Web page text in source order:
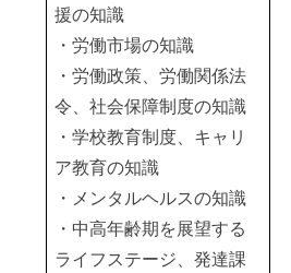
援の知識
・労働市場の知識
・労働政策、労働関係法
令、社会保障制度の知識
・学校教育制度、キャリ
ア教育の知識
・メンタルヘルスの知識
・中高年齢期を展望する
ライフステージ、発達課